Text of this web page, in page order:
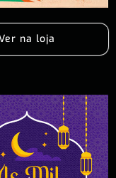
na loja